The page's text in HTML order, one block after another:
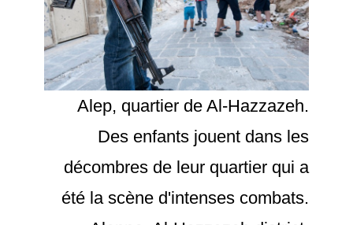
Alep, quartier de Al-Hazzazeh.
Des enfants jouent dans les
décombres de leur quartier qui a
été la scène d'intenses combats.